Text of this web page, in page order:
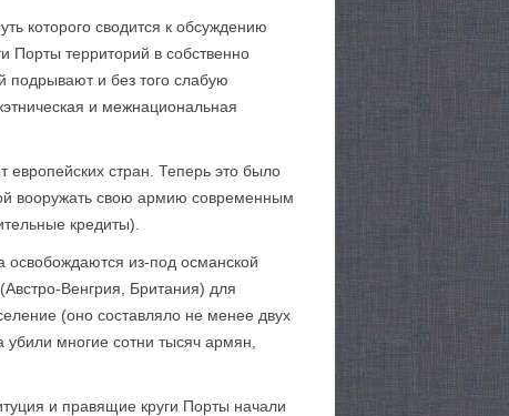
которого сводится к обсуждению
Порты территорий в собственно
подрывают и без того слабую
и межнациональная
европейских стран. Теперь это было
вооружать свою армию современным
кредиты).
освобождаются из-под османской
Венгрия, Британия) для
(оно составляло не менее двух
убили многие сотни тысяч армян,
и правящие круги Порты начали